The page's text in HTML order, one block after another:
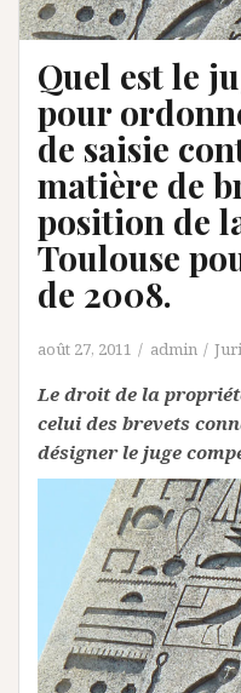
Quel est le
pour
de saisie
matière de
position de
Toulouse
de 2008.
août 27, 2011 admin
Le droit de la
celui des brevets
désigner le juge